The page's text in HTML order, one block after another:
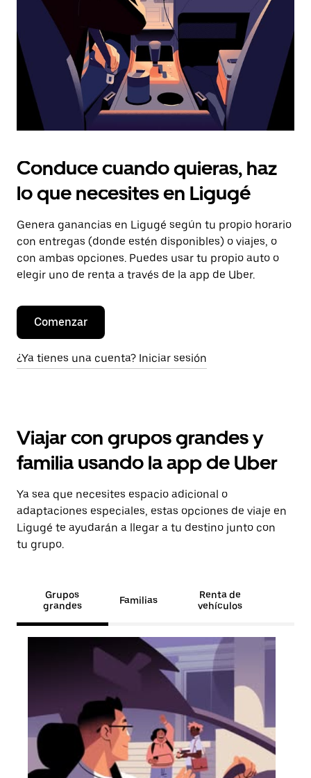
calendario.
Conduce cuando quieras, haz
lo que necesites en Ligugé
Genera ganancias en Ligugé según tu propio horario
con entregas (donde estén disponibles) o viajes, o
con ambas opciones. Puedes usar tu propio auto o
elegir uno de renta a través de la app de Uber.
Comenzar
¿Ya tienes una cuenta? Iniciar sesión
Viajar con grupos grandes y
familia usando la app de Uber
Ya sea que necesites espacio adicional o
adaptaciones especiales, estas opciones de viaje en
Ligugé te ayudarán a llegar a tu destino junto con
tu grupo.
Grupos
grandes
Familias
Renta de
vehículos